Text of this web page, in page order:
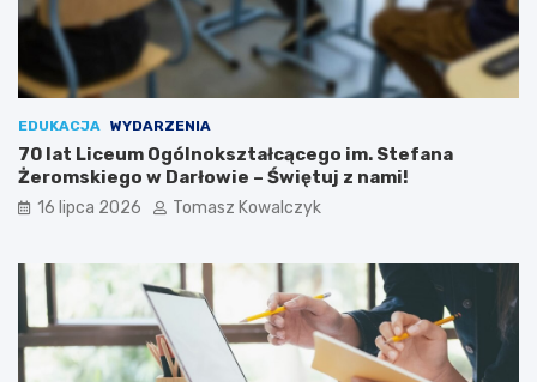
EDUKACJA WYDARZENIA
70 lat Liceum Ogólnokształcącego im. Stefana
Żeromskiego w Darłowie – Świętuj z nami!
16 lipca 2026 Tomasz Kowalczyk